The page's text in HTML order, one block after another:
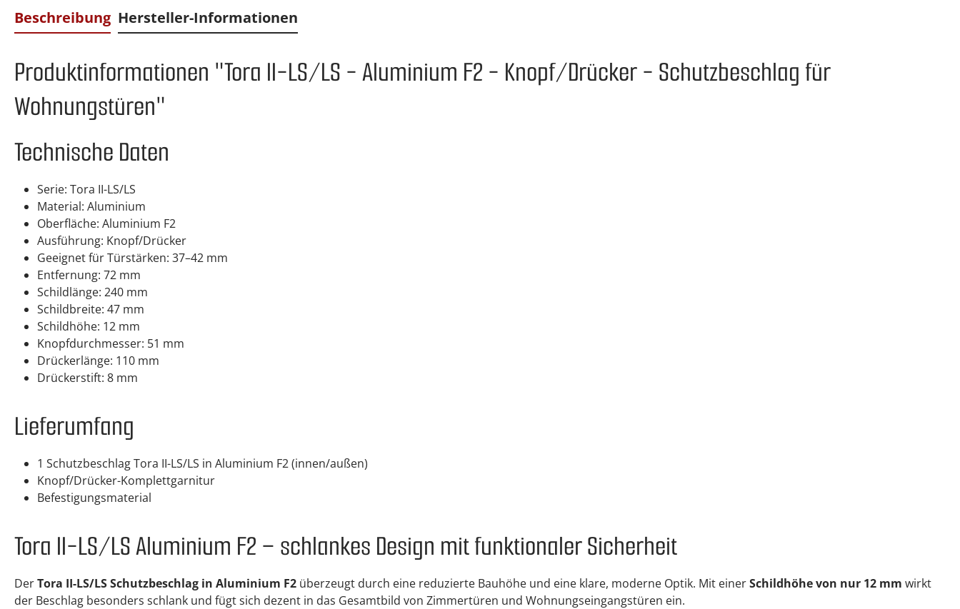
Beschreibung Hersteller-Informationen
Produktinformationen "Tora II-LS/LS - Aluminium F2 - Knopf/Drücker - Schutzbeschlag für
Wohnungstüren"
Technische Daten
Serie: Tora II-LS/LS
Material: Aluminium
Oberfläche: Aluminium F2
Ausführung: Knopf/Drücker
Geeignet für Türstärken: 37–42 mm
Entfernung: 72 mm
Schildlänge: 240 mm
Schildbreite: 47 mm
Schildhöhe: 12 mm
Knopfdurchmesser: 51 mm
Drückerlänge: 110 mm
Drückerstift: 8 mm
Lieferumfang
1 Schutzbeschlag Tora II-LS/LS in Aluminium F2 (innen/außen)
Knopf/Drücker-Komplettgarnitur
Befestigungsmaterial
Tora II-LS/LS Aluminium F2 – schlankes Design mit funktionaler Sicherheit
DerTora II-LS/LS Schutzbeschlag in Aluminium F2 überzeugt durch eine reduzierte Bauhöhe und eine klare, moderne Optik. Mit einerSchildhöhe von nur 12 mm wirkt
der Beschlag besonders schlank und fügt sich dezent in das Gesamtbild von Zimmertüren und Wohnungseingangstüren ein.